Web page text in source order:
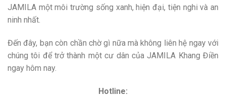
JAMILA một môi trường sống xanh, hiện đại, tiện nghi và an
ninh nhất.
Đến đây, bạn còn chần chờ gì nữa mà không liên hệ ngay với
chúng tôi để trở thành một cư dân của JAMILA Khang Điền
ngay hôm nay.
Hotline: